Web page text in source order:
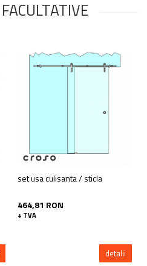
set usa culisanta / sticla
464,81 RON
+ TVA
detalii